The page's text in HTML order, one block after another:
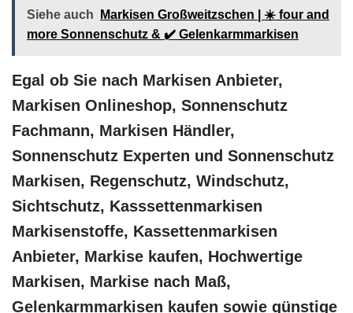
Siehe auch
Markisen Großweitzschen | ☀️ four and
more Sonnenschutz & ✔️ Gelenkarmmarkisen
Egal ob Sie nach Markisen Anbieter,
Markisen Onlineshop, Sonnenschutz
Fachmann, Markisen Händler,
Sonnenschutz Experten und Sonnenschutz
Markisen, Regenschutz, Windschutz,
Sichtschutz, Kasssettenmarkisen
Markisenstoffe, Kassettenmarkisen
Anbieter, Markise kaufen, Hochwertige
Markisen, Markise nach Maß,
Gelenkarmmarkisen kaufen sowie günstige